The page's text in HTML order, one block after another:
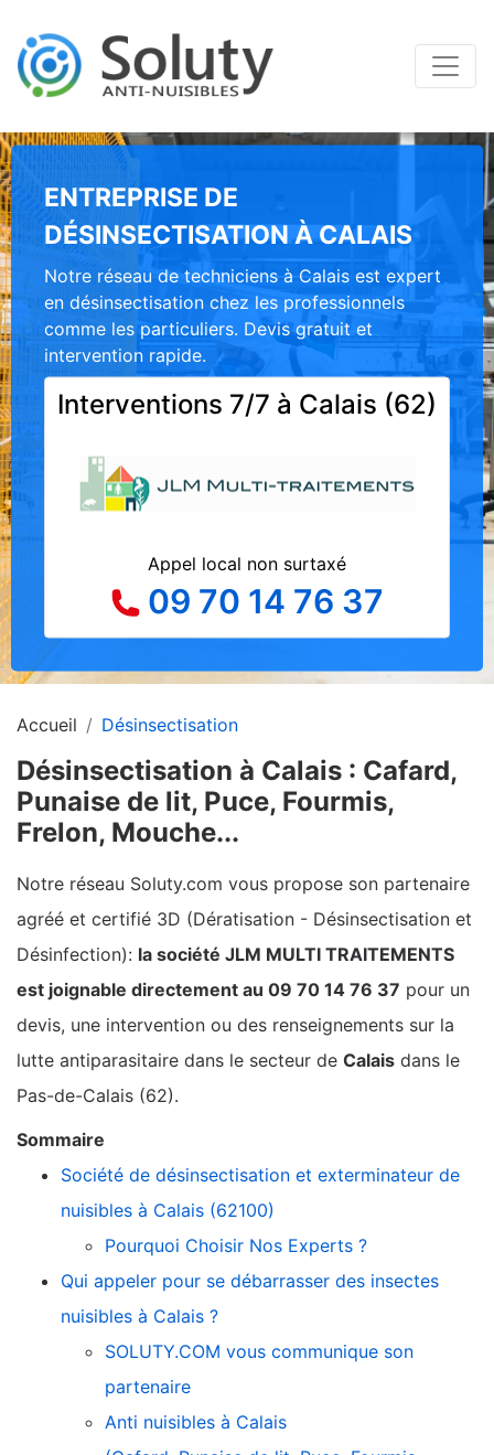
ENTREPRISE DE
DÉSINSECTISATION À CALAIS
Notre réseau de techniciens à Calais est expert
en désinsectisation chez les professionnels
comme les particuliers. Devis gratuit et
intervention rapide.
Interventions 7/7 à Calais (62)
Appel local non surtaxé
09 70 14 76 37
Accueil Désinsectisation
Désinsectisation à Calais : Cafard,
Punaise de lit, Puce, Fourmis,
Frelon, Mouche...
Notre réseau Soluty.com vous propose son partenaire
agréé et certifié 3D (Dératisation - Désinsectisation et
Désinfection): la société JLM MULTI TRAITEMENTS
est joignable directement au 09 70 14 76 37 pour un
devis, une intervention ou des renseignements sur la
lutte antiparasitaire dans le secteur de Calais dans le
Pas-de-Calais (62).
Sommaire
Société de désinsectisation et exterminateur de
nuisibles à Calais (62100)
Pourquoi Choisir Nos Experts ?
Qui appeler pour se débarrasser des insectes
nuisibles à Calais ?
SOLUTY.COM vous communique son
partenaire
Anti nuisibles à Calais